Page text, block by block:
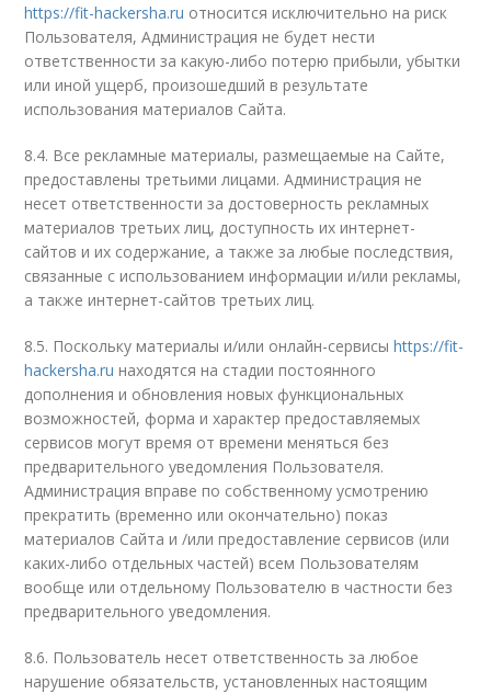
https://fit-hackersha.ru относится исключительно на риск
Пользователя, Администрация не будет нести
ответственности за какую-либо потерю прибыли, убытки
или иной ущерб, произошедший в результате
использования материалов Сайта.
8.4. Все рекламные материалы, размещаемые на Сайте,
предоставлены третьими лицами. Администрация не
несет ответственности за достоверность рекламных
материалов третьих лиц, доступность их интернет-
сайтов и их содержание, а также за любые последствия,
связанные с использованием информации и/или рекламы,
а также интернет-сайтов третьих лиц.
8.5. Поскольку материалы и/или онлайн-сервисыhttps://fit-
hackersha.ru находятся на стадии постоянного
дополнения и обновления новых функциональных
возможностей, форма и характер предоставляемых
сервисов могут время от времени меняться без
предварительного уведомления Пользователя.
Администрация вправе по собственному усмотрению
прекратить (временно или окончательно) показ
материалов Сайта и /или предоставление сервисов (или
каких-либо отдельных частей) всем Пользователям
вообще или отдельному Пользователю в частности без
предварительного уведомления.
8.6. Пользователь несет ответственность за любое
нарушение обязательств, установленных настоящим